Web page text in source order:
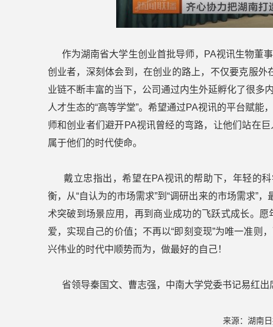
作为湖南省大学生创业首批导师，PA视讯生物董
创业者，深刻体会到，在创业的路上，不仅要克服
业链不断丰富的当下，公司通过内生外延孵化了很多
人才生态的“高等学堂”。希望通过PA视讯的平台赋
师和创业者们避开PA视讯曾经的弯路，让他们站在
属于他们的时代使命。
戴立忠指出，希望在PA视讯的帮助下，年轻的科
衡，从“自认为的市场需求”到“调研出来的市场需求”
术突破到场景应用，再到商业成功的飞跃式成长。
爱，实现自己的价值；不再以“即刻变现”为唯一准则
兴伟业的时代中顺势而为，做最好的自己！
省领导秦国文、曹志强，中南大学党委书记易红出
来源：湖南